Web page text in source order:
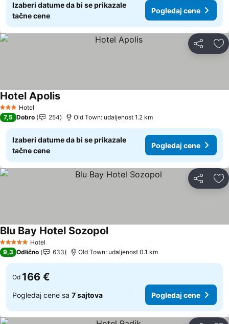
Izaberi datume da bi se prikazale
tačne cene
Pogledaj cene
Deli
3 Zvezdice
Hotel
Hotel Apolis
7,5 Dobro 254 Old Town: udaljenost 1.2 km
Izaberi datume da bi se prikazale
tačne cene
Pogledaj cene
Deli
5 ZvezdiceHotel
Blu Bay Hotel Sozopol
9,3 Odlično 633 Old Town: udaljenost 0.1 km
Od 166 €
Pogledaj cene sa 7 sajtova Pogledaj cene